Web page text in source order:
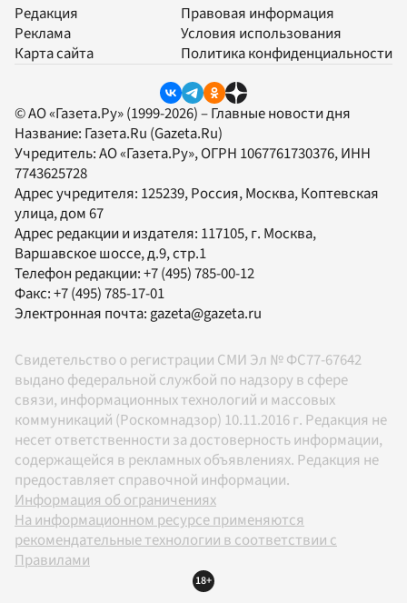
Редакция
Реклама
Карта сайта
Правовая информация
Условия использования
Политика конфиденциальности
© АО «Газета.Ру» (1999-2026) – Главные новости дня
Название: Газета.Ru (Gazeta.Ru)
Учредитель:АО «Газета.Ру», ОГРН 1067761730376, ИНН
7743625728
Адрес учредителя: 125239, Россия, Москва, Коптевская
улица, дом 67
Адрес редакции и издателя: 117105, г. Москва,
Варшавское шоссе, д.9, стр.1
Телефон редакции:+7 (495) 785-00-12
Факс:+7 (495) 785-17-01
Электронная почта:gazeta@gazeta.ru
Свидетельство о регистрации СМИ Эл № ФС77-67642
выдано федеральной службой по надзору в сфере
связи, информационных технологий и массовых
коммуникаций (Роскомнадзор) 10.11.2016 г. Редакция не
несет ответственности за достоверность информации,
содержащейся в рекламных объявлениях. Редакция не
предоставляет справочной информации.
Информация об ограничениях
На информационном ресурсе применяются
рекомендательные технологии в соответствии с
Правилами
18+